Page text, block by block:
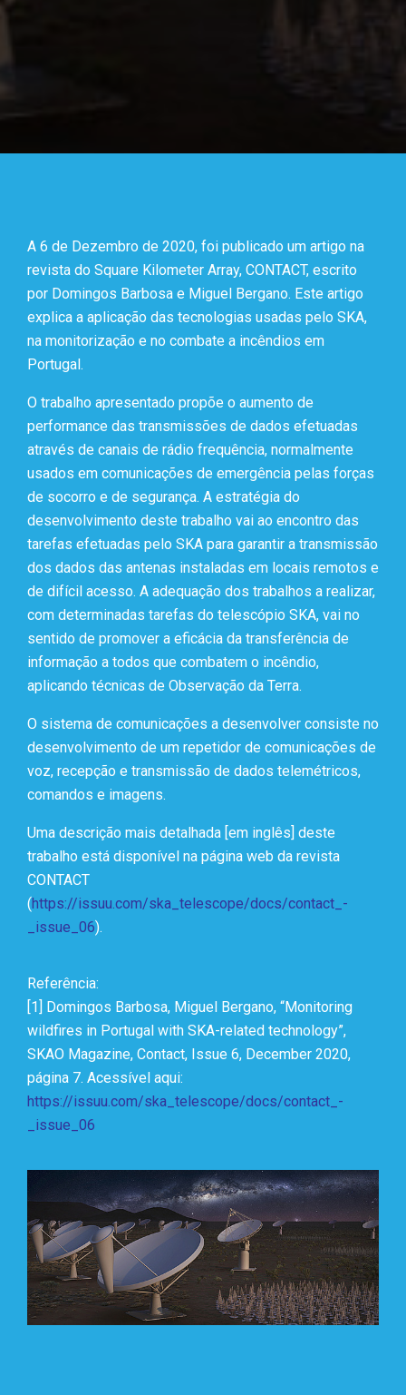
A 6 de Dezembro de 2020, foi publicado um artigo na
revista do Square Kilometer Array, CONTACT, escrito
por Domingos Barbosa e Miguel Bergano. Este artigo
explica a aplicação das tecnologias usadas pelo SKA,
na monitorização e no combate a incêndios em
Portugal.
O trabalho apresentado propõe o aumento de
performance das transmissões de dados efetuadas
através de canais de rádio frequência, normalmente
usados em comunicações de emergência pelas forças
de socorro e de segurança. A estratégia do
desenvolvimento deste trabalho vai ao encontro das
tarefas efetuadas pelo SKA para garantir a transmissão
dos dados das antenas instaladas em locais remotos e
de difícil acesso. A adequação dos trabalhos a realizar,
com determinadas tarefas do telescópio SKA, vai no
sentido de promover a eficácia da transferência de
informação a todos que combatem o incêndio,
aplicando técnicas de Observação da Terra.
O sistema de comunicações a desenvolver consiste no
desenvolvimento de um repetidor de comunicações de
voz, recepção e transmissão de dados telemétricos,
comandos e imagens.
Uma descrição mais detalhada [em inglês] deste
trabalho está disponível na página web da revista
CONTACT
(https://issuu.com/ska_telescope/docs/contact_-
_issue_06).
Referência:
[1] Domingos Barbosa, Miguel Bergano, “Monitoring
wildfires in Portugal with SKA-related technology”,
SKAO Magazine, Contact, Issue 6, December 2020,
página 7. Acessível aqui:
https://issuu.com/ska_telescope/docs/contact_-
_issue_06